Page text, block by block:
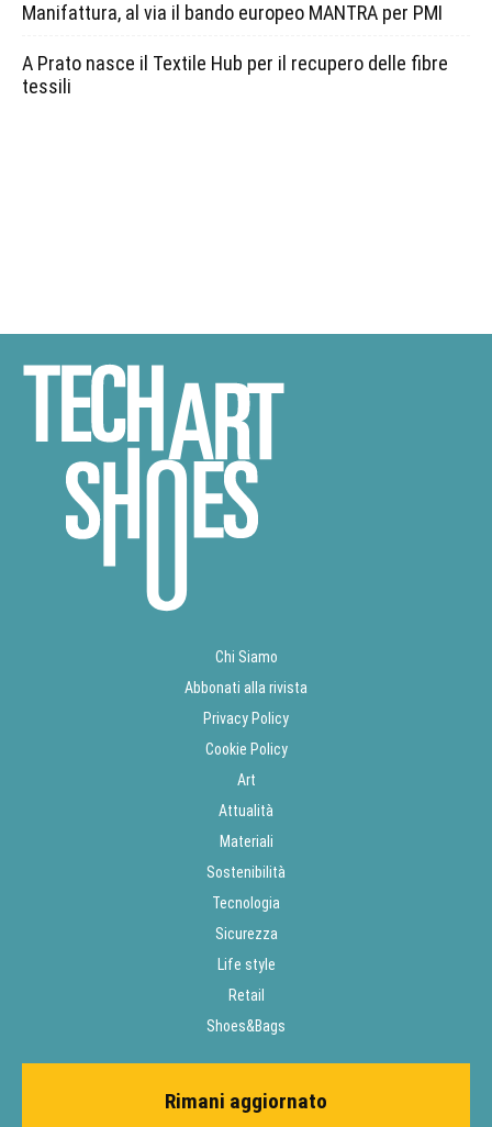
Manifattura, al via il bando europeo MANTRA per PMI
A Prato nasce il Textile Hub per il recupero delle fibre
tessili
Chi Siamo
Abbonati alla rivista
Privacy Policy
Cookie Policy
Art
Attualità
Materiali
Sostenibilità
Tecnologia
Sicurezza
Life style
Retail
Shoes&Bags
Rimani aggiornato